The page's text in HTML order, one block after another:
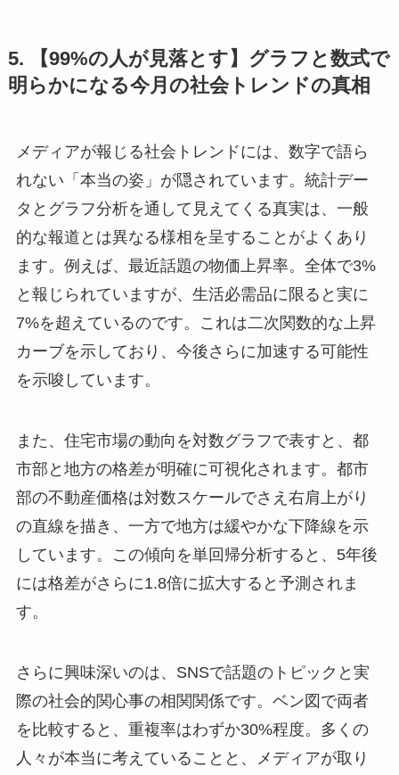
5. 【99%の人が見落とす】グラフと数式で
明らかになる今月の社会トレンドの真相
メディアが報じる社会トレンドには、数字で語ら
れない「本当の姿」が隠されています。統計デー
タとグラフ分析を通して見えてくる真実は、一般
的な報道とは異なる様相を呈することがよくあり
ます。例えば、最近話題の物価上昇率。全体で3%
と報じられていますが、生活必需品に限ると実に
7%を超えているのです。これは二次関数的な上昇
カーブを示しており、今後さらに加速する可能性
を示唆しています。
また、住宅市場の動向を対数グラフで表すと、都
市部と地方の格差が明確に可視化されます。都市
部の不動産価格は対数スケールでさえ右肩上がり
の直線を描き、一方で地方は緩やかな下降線を示
しています。この傾向を単回帰分析すると、5年後
には格差がさらに1.8倍に拡大すると予測されま
す。
さらに興味深いのは、SNSで話題のトピックと実
際の社会的関心事の相関関係です。ベン図で両者
を比較すると、重複率はわずか30%程度。多くの
人々が本当に考えていることと、メディアが取り